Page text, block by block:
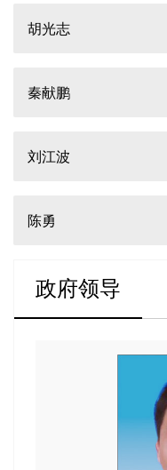
胡光志
秦献鹏
刘江波
陈勇
政府领导